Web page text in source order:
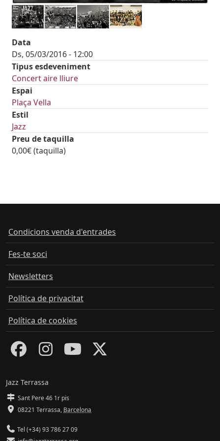
Data
Ds, 05/03/2016 - 12:00
Tipus esdeveniment
Concert aire lliure
Espai
Plaça Vella
Estil
Jazz
Preu de taquilla
0,00€ (taquilla)
Condicions venda d'entrades
Fes-te soci
Newsletters
Política de privacitat
Política de cookies
Jazz Terrassa
Sant Pere 46 1r pis
08221 Terrassa, Barcelona
Tel (+34) 93 786 27 09